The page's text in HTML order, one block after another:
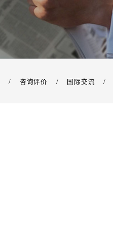
/ 咨询评价 / 国际交流 /